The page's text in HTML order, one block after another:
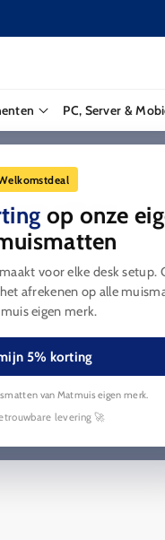
PC, Server &
op onze
voor elke desk setup.
afrekenen op alle
eigen merk.
5% korting
van Matmuis eigen merk.
levering 🚀